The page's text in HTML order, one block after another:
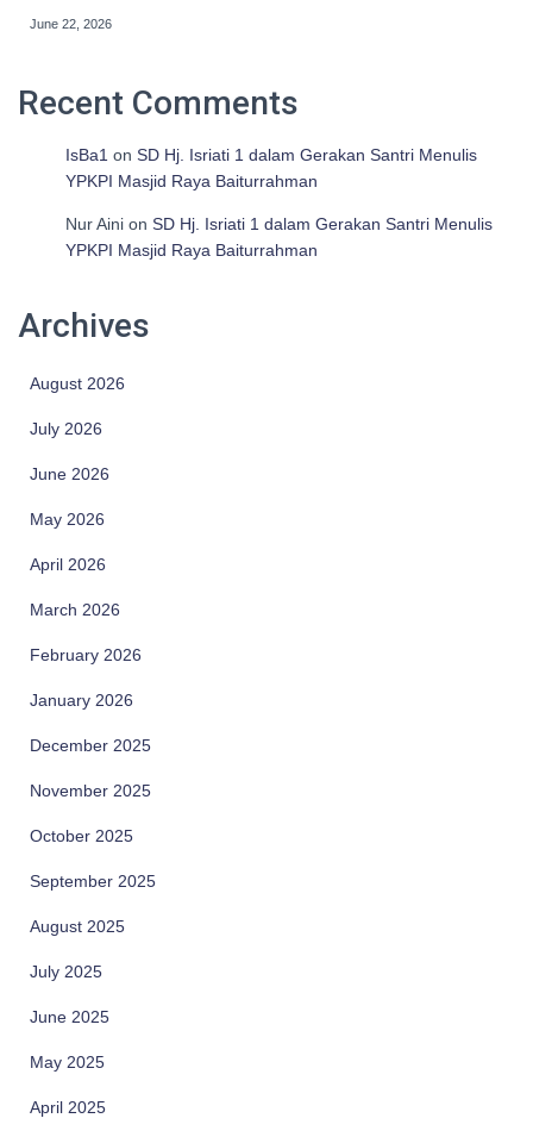
June 22, 2026
Recent Comments
IsBa1 on SD Hj. Isriati 1 dalam Gerakan Santri Menulis
YPKPI Masjid Raya Baiturrahman
Nur Aini on SD Hj. Isriati 1 dalam Gerakan Santri Menulis
YPKPI Masjid Raya Baiturrahman
Archives
August 2026
July 2026
June 2026
May 2026
April 2026
March 2026
February 2026
January 2026
December 2025
November 2025
October 2025
September 2025
August 2025
July 2025
June 2025
May 2025
April 2025